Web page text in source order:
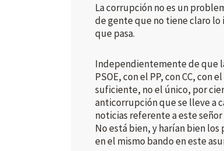
La corrupción no es un
de gente que no tiene claro
que pasa.
Independientemente de que
PSOE, con el PP, con CC, con
suficiente, no el único, por
anticorrupción que se lleve a
noticias referente a este
No está bien, y harían bien
en el mismo bando en este